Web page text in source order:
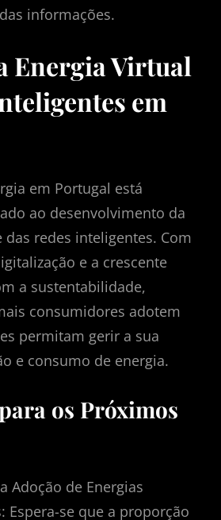
informações.
Energia Virtual
em
em Portugal está
ao desenvolvimento da
das redes inteligentes. Com
e a crescente
a sustentabilidade,
consumidores adotem
permitam gerir a sua
e consumo de energia.
os Próximos
Adoção de Energias
Espera-se que a proporção